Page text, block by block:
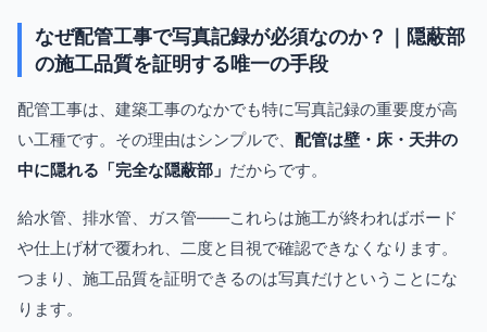
なぜ配管工事で写真記録が必須なのか？｜隠蔽部
の施工品質を証明する唯一の手段
配管工事は、建築工事のなかでも特に写真記録の重要度が高
い工種です。その理由はシンプルで、 配管は壁・床・天井の
中に隠れる「完全な隠蔽部」 だからです。
給水管、排水管、ガス管――これらは施工が終わればボード
や仕上げ材で覆われ、二度と目視で確認できなくなります。
つまり、施工品質を証明できるのは写真だけということにな
ります。